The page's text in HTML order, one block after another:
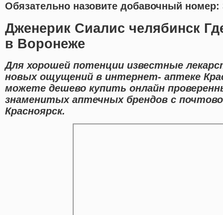
Обязательно назовите добавочный номер:
Дженерик Сиалис челябинск
в Воронеже
Для хорошей потенции известные
новых ощущений в интернет- аптеке
можете дешево купить онлайн
знаменитых аптечных брендов с
Красноярск.